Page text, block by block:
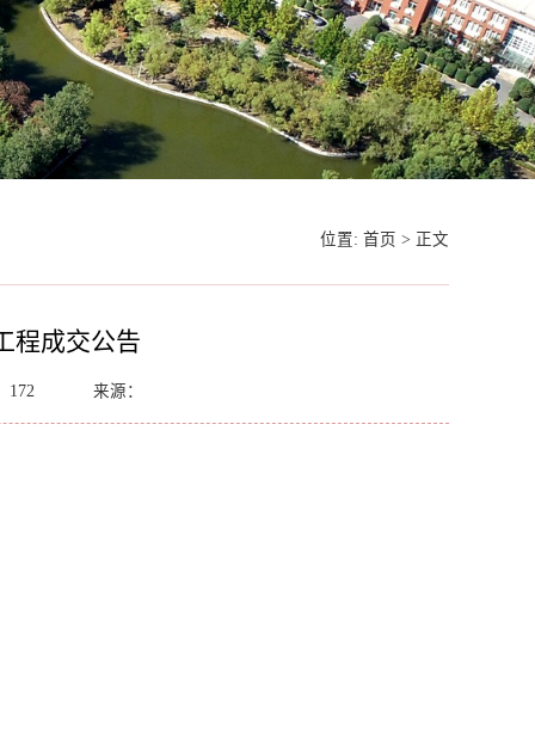
位置: 首页 > 正文
程成交公告
172 来源：